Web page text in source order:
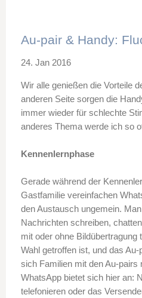
Au-pair & Handy:
24. Jan 2016
Wir alle genießen die Vorteile
anderen Seite sorgen die
immer wieder für schlechte
anderes Thema werde ich so
Kennenlernphase
Gerade während der
Gastfamilie vereinfachen
den Austausch ungemein.
Nachrichten schreiben,
mit oder ohne Bildübertragung
Wahl getroffen ist, und das
sich Familien mit den Au-pairs
WhatsApp bietet sich hier an:
telefonieren oder das